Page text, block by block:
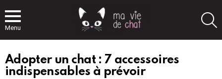
Menu
Adopter un chat : 7 accessoires
indispensables à prévoir